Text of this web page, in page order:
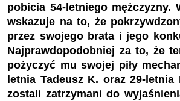
pobicia 54-letniego mężczyzny.
wskazuje na to, że
przez swojego brata i jego
Najprawdopodobniej za to, że
pożyczyć mu swojej piły
letnia Tadeusz K. oraz 29-letnia
zostali zatrzymani do